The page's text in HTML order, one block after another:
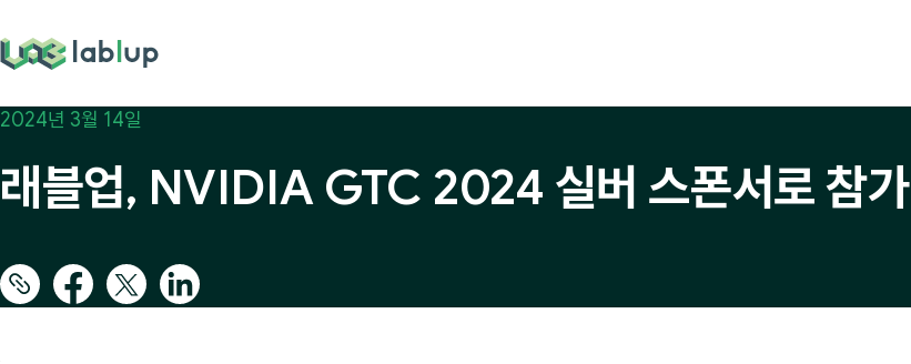
lablup.com
2024년 3월 14일
래블업, NVIDIA GTC 2024 실버 스폰서로 참가